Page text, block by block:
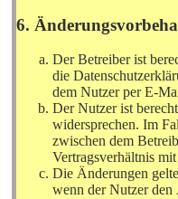
6.
Der Betreiber ist
die
dem Nutzer per E-
Der Nutzer ist
widersprechen. Im
zwischen dem
Vertragsverhältnis
Die Änderungen
wenn der Nutzer den